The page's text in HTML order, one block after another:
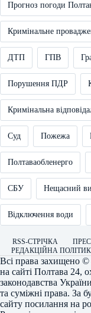
Прогноз погоди
Кримінальне
ДТП ГПВ
Порушення ПДР
Кримінальна
Суд Пожежа
Полтаваобленерго
СБУ Нещасний
Відключення води
RSS-СТРІЧКА
РЕДАКЦІЙНА
Всі права захищено ©
на сайті Полтава 24,
законодавства
та суміжні права. За
сайту посилання на